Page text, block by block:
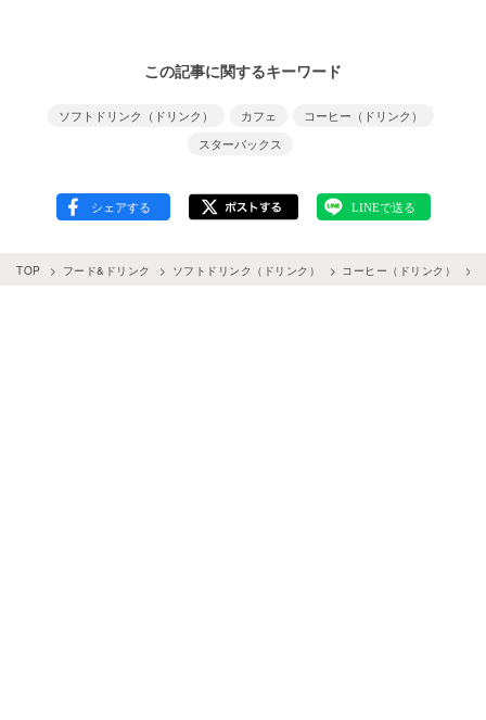
この記事に関するキーワード
ソフトドリンク（ドリンク） カフェ
コーヒー（ドリンク）
スターバックス
TOP フード&ドリンク ソフトドリンク（ドリンク） コーヒー（ドリンク）